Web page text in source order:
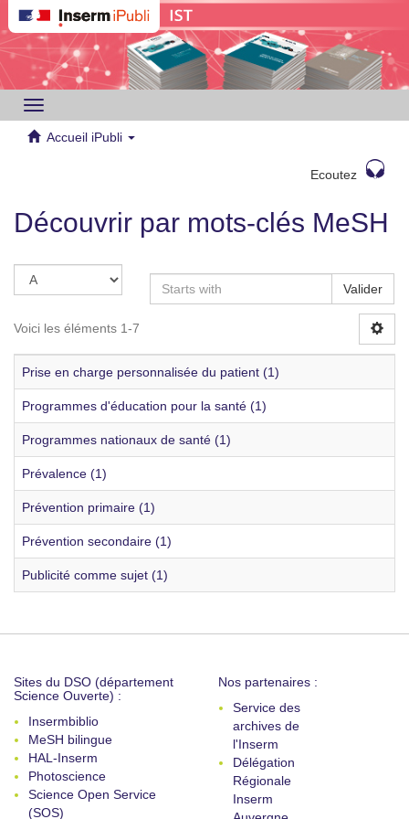
Toggle
navigation
Accueil iPubli
Ecoutez
Découvrir par mots-clés MeSH
Valider
Voici les éléments 1-7
Prise en charge personnalisée du patient (1)
Programmes d'éducation pour la santé (1)
Programmes nationaux de santé (1)
Prévalence (1)
Prévention primaire (1)
Prévention secondaire (1)
Publicité comme sujet (1)
Sites du DSO (département
Science Ouverte) :
Insermbiblio
MeSH bilingue
HAL-Inserm
Photoscience
Science Open Service
(SOS)
Nos partenaires :
Service des
archives de
l'Inserm
Délégation
Régionale
Inserm